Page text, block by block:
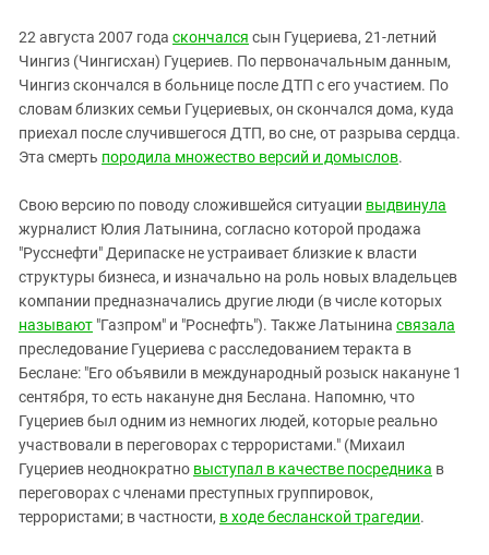
22 августа 2007 года скончался сын Гуцериева, 21-летний
Чингиз (Чингисхан) Гуцериев. По первоначальным данным,
Чингиз скончался в больнице после ДТП с его участием. По
словам близких семьи Гуцериевых, он скончался дома, куда
приехал после случившегося ДТП, во сне, от разрыва сердца.
Эта смерть породила множество версий и домыслов.
Свою версию по поводу сложившейся ситуации выдвинула
журналист Юлия Латынина, согласно которой продажа
"Русснефти" Дерипаске не устраивает близкие к власти
структуры бизнеса, и изначально на роль новых владельцев
компании предназначались другие люди (в числе которых
называют "Газпром" и "Роснефть"). Также Латынина связала
преследование Гуцериева с расследованием теракта в
Беслане: "Его объявили в международный розыск накануне 1
сентября, то есть накануне дня Беслана. Напомню, что
Гуцериев был одним из немногих людей, которые реально
участвовали в переговорах с террористами." (Михаил
Гуцериев неоднократно выступал в качестве посредника в
переговорах с членами преступных группировок,
террористами; в частности, в ходе бесланской трагедии.